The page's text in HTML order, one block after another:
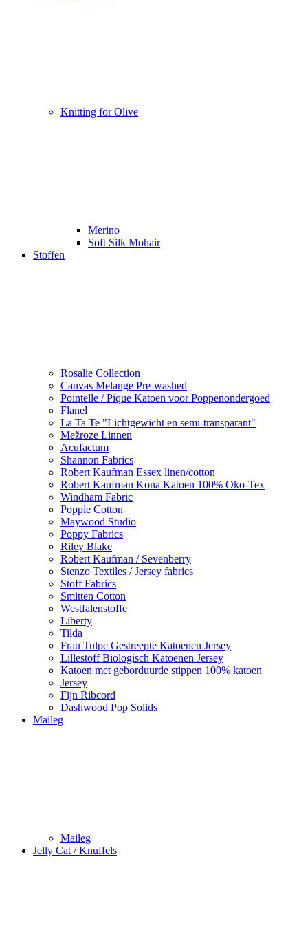
Knitting for Olive
Merino
Soft Silk Mohair
Stoffen
Rosalie Collection
Canvas Melange Pre-washed
Pointelle / Pique Katoen voor Poppenondergoed
Flanel
La Ta Te "Lichtgewicht en semi-transparant"
Mežroze Linnen
Acufactum
Shannon Fabrics
Robert Kaufman Essex linen/cotton
Robert Kaufman Kona Katoen 100% Oko-Tex
Windham Fabric
Poppie Cotton
Maywood Studio
Poppy Fabrics
Riley Blake
Robert Kaufman / Sevenberry
Stenzo Textiles / Jersey fabrics
Stoff Fabrics
Smitten Cotton
Westfalenstoffe
Liberty
Tilda
Frau Tulpe Gestreepte Katoenen Jersey
Lillestoff Biologisch Katoenen Jersey
Katoen met geborduurde stippen 100% katoen
Jersey
Fijn Ribcord
Dashwood Pop Solids
Maileg
Maileg
Jelly Cat / Knuffels